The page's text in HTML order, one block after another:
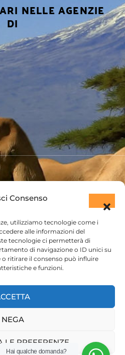
Consenso
utilizziamo tecnologie come i
alle informazioni del
tecnologie ci permetterà di
di navigazione o ID unici su
ritirare il consenso può influire
e funzioni.
NEGA
LE PREFERENZE
NELLE AGENZIE
DI
IL TUO SAFARI
Hai qualche domanda?